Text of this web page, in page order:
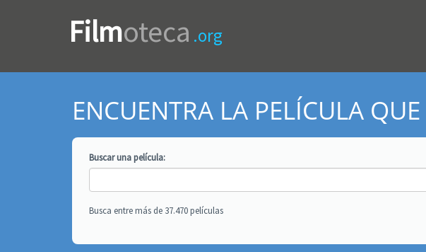
Filmoteca .org
ENCUENTRA LA PELÍCULA
Buscar unapelícula:
Busca entre más de 37.470 películas